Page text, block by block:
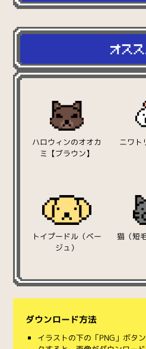
ハロウィンのオオカ
ミ【ブラウン】
ニワト
トイプードル（ベー
ジュ）
猫（短
ダウンロード方法
イラストの下の「PNG」ボタ